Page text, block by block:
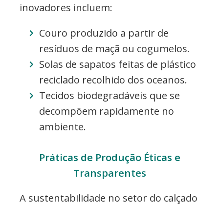
inovadores incluem:
Couro produzido a partir de
resíduos de maçã ou cogumelos.
Solas de sapatos feitas de plástico
reciclado recolhido dos oceanos.
Tecidos biodegradáveis que se
decompõem rapidamente no
ambiente.
Práticas de Produção Éticas e
Transparentes
A sustentabilidade no setor do calçado